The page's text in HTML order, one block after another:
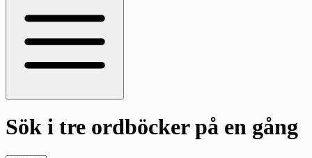
Sök i tre ordböckerpå en gång